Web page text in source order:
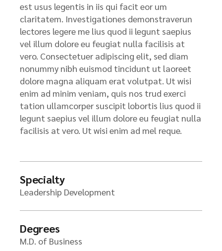
est usus legentis in iis qui facit eor um
claritatem. Investigationes demonstraverun
lectores legere me lius quod ii legunt saepius
vel illum dolore eu feugiat nulla facilisis at
vero. Consectetuer adipiscing elit, sed diam
nonummy nibh euismod tincidunt ut laoreet
dolore magna aliquam erat volutpat. Ut wisi
enim ad minim veniam, quis nos trud exerci
tation ullamcorper suscipit lobortis lius quod ii
legunt saepius vel illum dolore eu feugiat nulla
facilisis at vero. Ut wisi enim ad mel reque.
Specialty
Leadership Development
Degrees
M.D. of Business